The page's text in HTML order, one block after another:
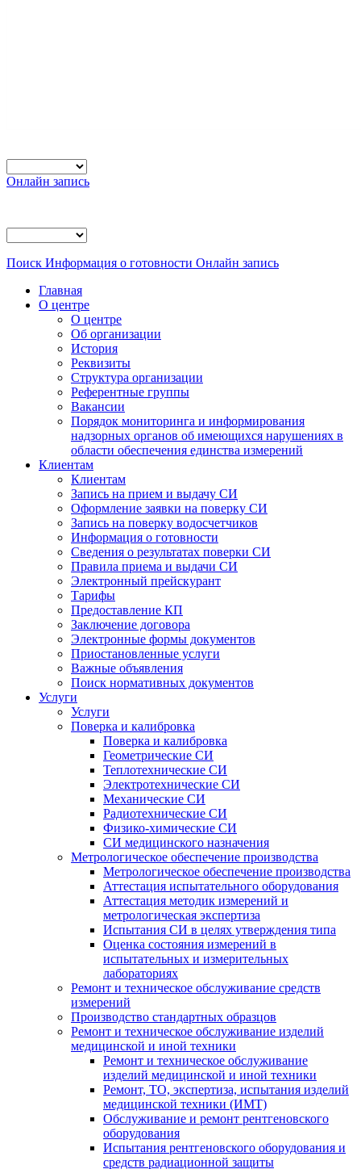
Онлайн запись
Поиск Информация о готовности Онлайн запись
Главная
О центре
О центре
Об организации
История
Реквизиты
Структура организации
Референтные группы
Вакансии
Порядок мониторинга и информирования
надзорных органов об имеющихся нарушениях в
области обеспечения единства измерений
Клиентам
Клиентам
Запись на прием и выдачу СИ
Оформление заявки на поверку СИ
Запись на поверку водосчетчиков
Информация о готовности
Сведения о результатах поверки СИ
Правила приема и выдачи СИ
Электронный прейскурант
Тарифы
Предоставление КП
Заключение договора
Электронные формы документов
Приостановленные услуги
Важные объявления
Поиск нормативных документов
Услуги
Услуги
Поверка и калибровка
Поверка и калибровка
Геометрические СИ
Теплотехнические СИ
Электротехнические СИ
Механические СИ
Радиотехнические СИ
Физико-химические СИ
СИ медицинского назначения
Метрологическое обеспечение производства
Метрологическое обеспечение производства
Аттестация испытательного оборудования
Аттестация методик измерений и
метрологическая экспертиза
Испытания СИ в целях утверждения типа
Оценка состояния измерений в
испытательных и измерительных
лабораториях
Ремонт и техническое обслуживание средств
измерений
Производство стандартных образцов
Ремонт и техническое обслуживание изделий
медицинской и иной техники
Ремонт и техническое обслуживание
изделий медицинской и иной техники
Ремонт, ТО, экспертиза, испытания изделий
медицинской техники (ИМТ)
Обслуживание и ремонт рентгеновского
оборудования
Испытания рентгеновского оборудования и
средств радиационной защиты